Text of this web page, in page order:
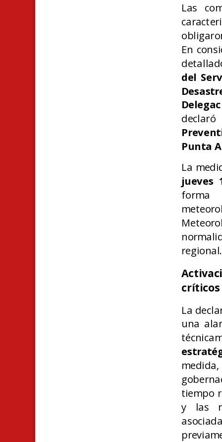
Las
En
del
Punta
La
jueves
forma
regional.
críticos
La
una
tiempo
y las